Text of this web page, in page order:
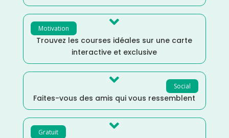
Motivation 
Trouvez les courses idéales sur une carte
interactive et exclusive
Social

Faites-vous des amis qui vous ressemblent
Gratuit 